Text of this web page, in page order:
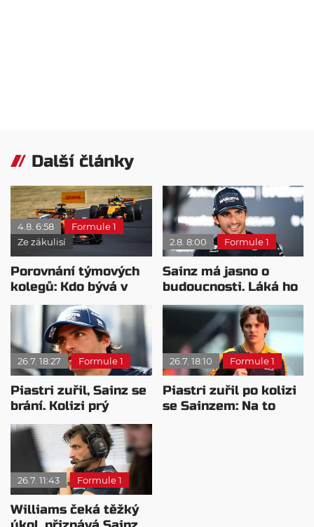
Další články
4.8. 6:58
Formule 1
Ze zákulisí
Porovnání týmových
kolegů: Kdo bývá v
sobotu nejrychlejší?
2.8. 8:00 Formule 1
Sainz má jasno o
budoucnosti. Láká ho
jiná závodní kategorie
26.7. 18:27 Formule 1
Piastri zuřil, Sainz se
brání. Kolizi prý
způsobil problém s
vozem
26.7. 18:10 Formule 1
Piastri zuřil po kolizi
se Sainzem: Na to
26.7. 11:43 Formule 1
Williams čeká těžký